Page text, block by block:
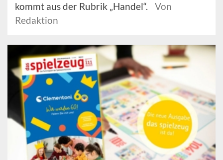
kommt aus der Rubrik „Handel“.
Von
Redaktion